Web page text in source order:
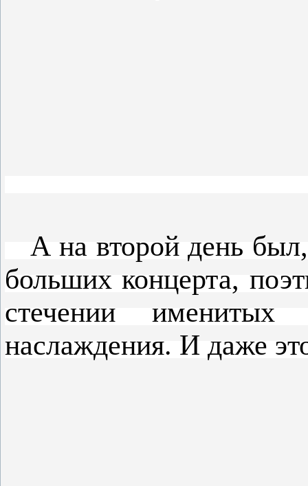
А на второй день
больших концерта,
стечении именитых
наслаждения. И даже